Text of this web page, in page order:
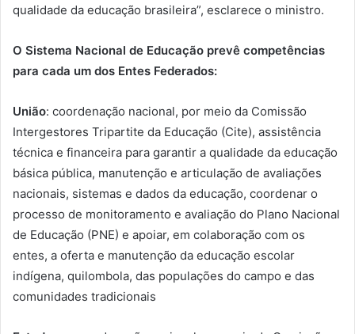
qualidade da educação brasileira”, esclarece o ministro.
O Sistema Nacional de Educação prevê competências
para cada um dos Entes Federados:
União: coordenação nacional, por meio da Comissão
Intergestores Tripartite da Educação (Cite), assistência
técnica e financeira para garantir a qualidade da educação
básica pública, manutenção e articulação de avaliações
nacionais, sistemas e dados da educação, coordenar o
processo de monitoramento e avaliação do Plano Nacional
de Educação (PNE) e apoiar, em colaboração com os
entes, a oferta e manutenção da educação escolar
indígena, quilombola, das populações do campo e das
comunidades tradicionais